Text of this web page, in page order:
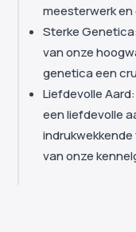
meesterwerk
Sterke
van onze
genetica een
Liefdevolle
een liefdevolle
van onze